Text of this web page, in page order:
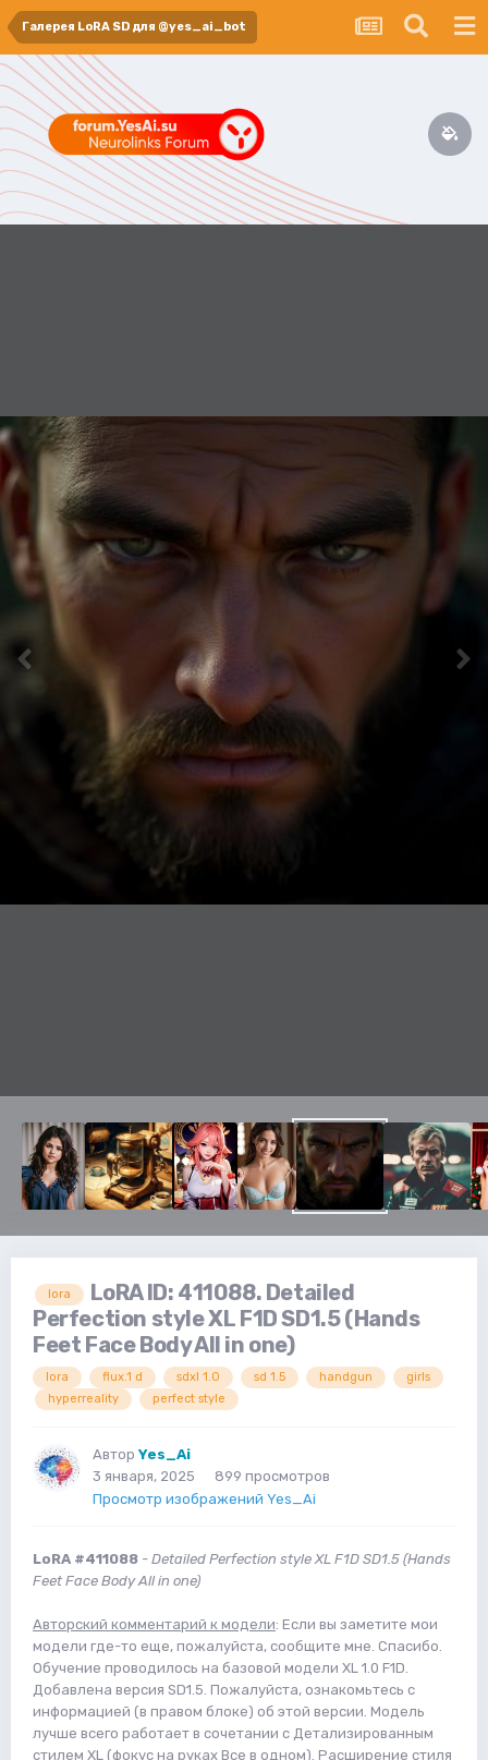
Галерея LoRA SD для @yes_ai_bot
lora
LoRA ID: 411088. Detailed
Perfection style XL F1D SD1.5 (Hands
Feet Face Body All in one)
lora flux.1 d sdxl 1.0 sd 1.5 handgun
girls
hyperreality
perfect style
Автор Yes_Ai
3 января, 2025
899 просмотров
Просмотр изображений Yes_Ai
LoRA #411088 - Detailed Perfection style XL F1D SD1.5 (Hands
Feet Face Body All in one)
Авторский комментарий к модели: Если вы заметите мои
модели где-то еще, пожалуйста, сообщите мне. Спасибо.
Обучение проводилось на базовой модели XL 1.0 F1D.
Добавлена версия SD1.5. Пожалуйста, ознакомьтесь с
информацией (в правом блоке) об этой версии. Модель
лучше всего работает в сочетании с Детализированным
стилем XL (фокус на руках Все в одном). Расширение стиля